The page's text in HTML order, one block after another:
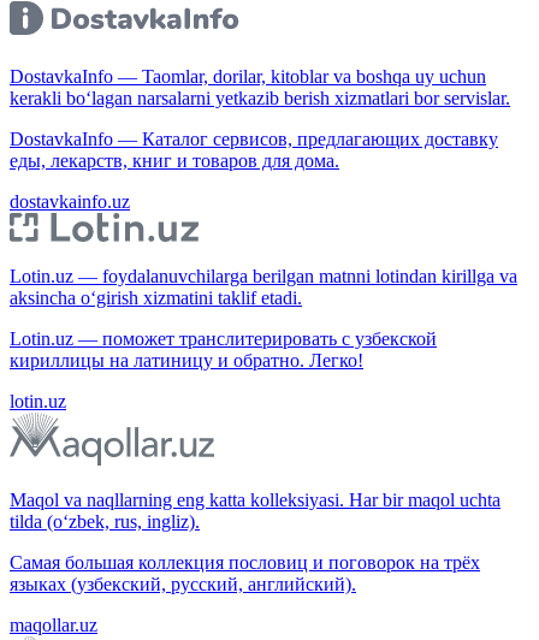
DostavkaInfo — Taomlar, dorilar, kitoblar va boshqa uy uchun
kerakli bo‘lagan narsalarni yetkazib berish xizmatlari bor servislar.
DostavkaInfo — Каталог сервисов, предлагающих доставку
еды, лекарств, книг и товаров для дома.
dostavkainfo.uz
Lotin.uz — foydalanuvchilarga berilgan matnni lotindan kirillga va
aksincha o‘girish xizmatini taklif etadi.
Lotin.uz — поможет транслитерировать с узбекской
кириллицы на латиницу и обратно. Легко!
lotin.uz
Maqol va naqllarning eng katta kolleksiyasi. Har bir maqol uchta
tilda (o‘zbek, rus, ingliz).
Самая большая коллекция пословиц и поговорок на трёх
языках (узбекский, русский, английский).
maqollar.uz